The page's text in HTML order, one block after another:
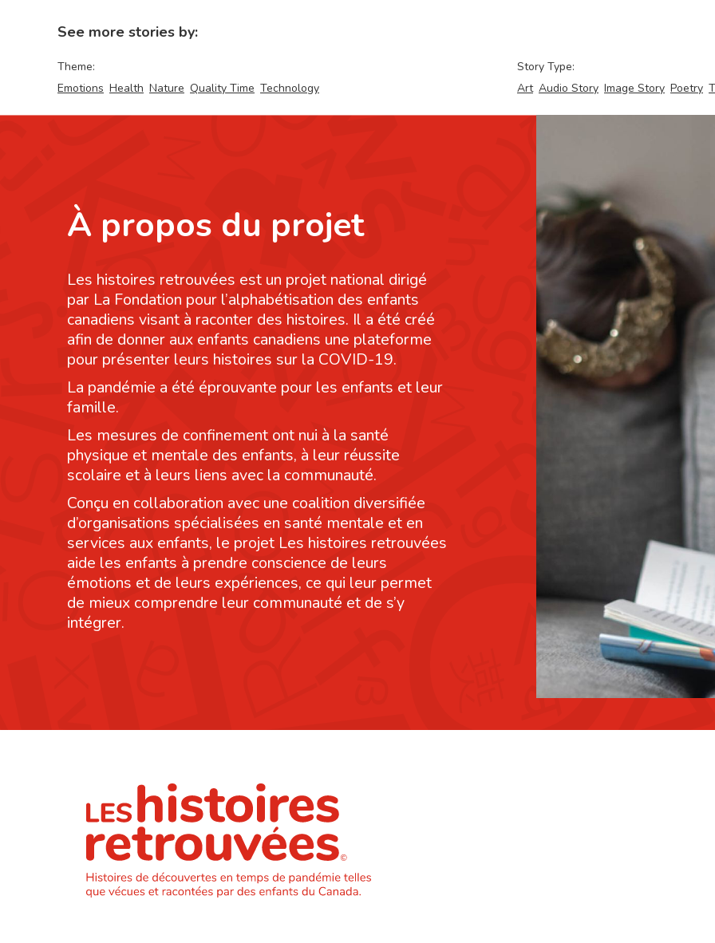
See more stories by:
Theme:
Emotions Health Nature Quality Time Technology
Story Type:
Art Audio Story Image Story Poetry
À propos du projet
Les histoires retrouvées est un projet national dirigé
par La Fondation pour l’alphabétisation des enfants
canadiens visant à raconter des histoires. Il a été créé
afin de donner aux enfants canadiens une plateforme
pour présenter leurs histoires sur la COVID-19.
La pandémie a été éprouvante pour les enfants et leur
famille.
Les mesures de confinement ont nui à la santé
physique et mentale des enfants, à leur réussite
scolaire et à leurs liens avec la communauté.
Conçu en collaboration avec une coalition diversifiée
d’organisations spécialisées en santé mentale et en
services aux enfants, le projet Les histoires retrouvées
aide les enfants à prendre conscience de leurs
émotions et de leurs expériences, ce qui leur permet
de mieux comprendre leur communauté et de s’y
intégrer.